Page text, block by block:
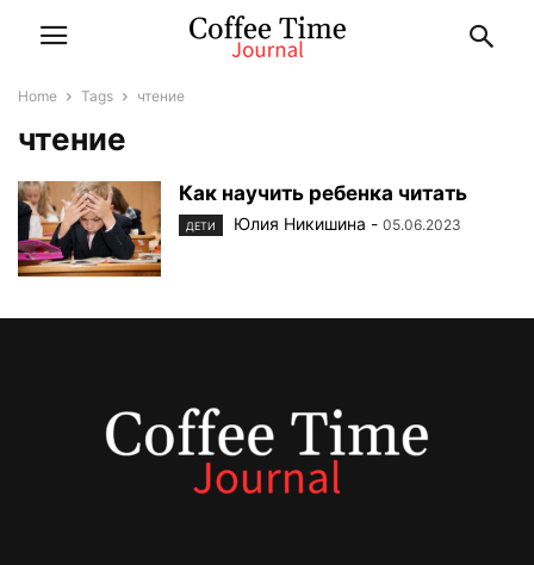
Home Tags чтение
чтение
Как научить ребенка читать
ДЕТИ Юлия Никишина - 05.06.2023